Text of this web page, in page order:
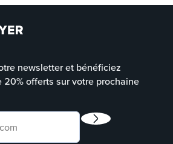
newsletter et bénéficiez
20% offerts sur votre prochaine